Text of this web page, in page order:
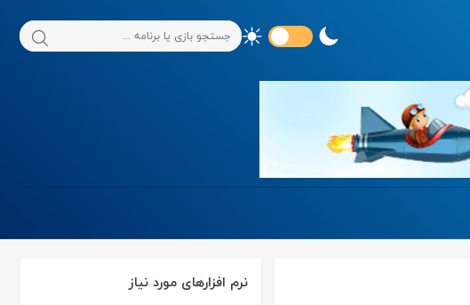
نرم افزارهای مورد نیاز